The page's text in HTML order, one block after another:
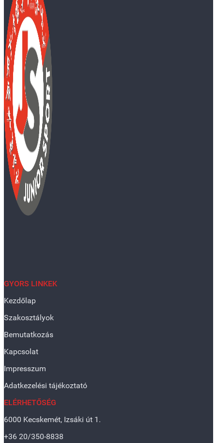
GYORS LINKEK
Kezdőlap
Szakosztályok
Bemutatkozás
Kapcsolat
Impresszum
Adatkezelési tájékoztató
ELÉRHETŐSÉG
6000 Kecskemét, Izsáki út 1.
+36 20/350-8838